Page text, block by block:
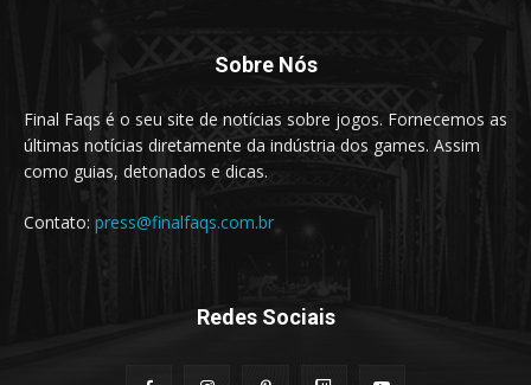
Sobre Nós
Final Faqs é o seu site de notícias sobre jogos. Fornecemos as
últimas notícias diretamente da indústria dos games. Assim
como guias, detonados e dicas.
Contato: press@finalfaqs.com.br
Redes Sociais